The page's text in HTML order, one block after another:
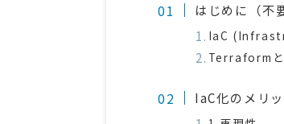
はじめに（不
IaC
Terraform
IaC化のメリ